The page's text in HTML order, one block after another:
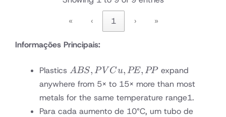
«
‹ 1 › »
Informações Principais:
Plastics ABS,
PVCu,
PE,
PP
ABS, P V Cu, PE, PPexpand
anywhere from 5× to 15× more than most
metals for the same temperature range1.
Para cada aumento de 10°C, um tubo de